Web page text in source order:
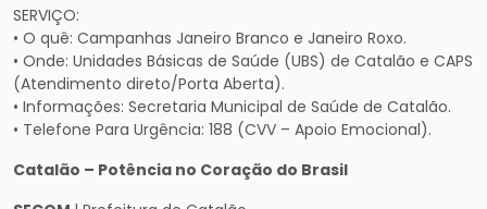
SERVIÇO:
• O quê: Campanhas Janeiro Branco e Janeiro Roxo.
• Onde: Unidades Básicas de Saúde (UBS) de Catalão e CAPS
(Atendimento direto/Porta Aberta).
• Informações: Secretaria Municipal de Saúde de Catalão.
• Telefone Para Urgência: 188 (CVV – Apoio Emocional).
Catalão – Potência no Coração do Brasil